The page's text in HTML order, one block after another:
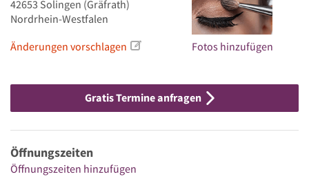
42653 Solingen (Gräfrath)
Nordrhein-Westfalen
Änderungen vorschlagen
Fotos hinzufügen
Gratis Termine anfragen
Öffnungszeiten
Öffnungszeiten hinzufügen